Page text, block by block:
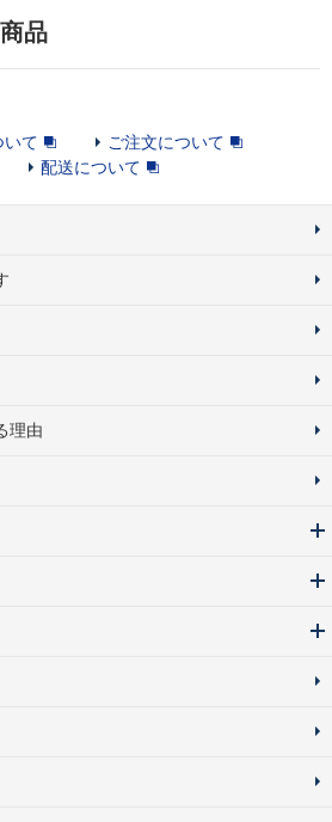
品
いて
ご注文について
配送について
理由